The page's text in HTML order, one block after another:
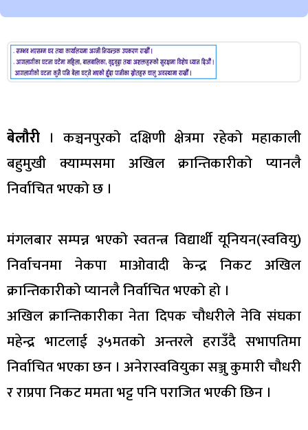
बेलौरी । कञ्चनपुरको दक्षिणी क्षेत्रमा रहेको महाकाली
बहुमुखी क्याम्पसमा अखिल क्रान्तिकारीको प्यानलै
निर्वाचित भएको छ ।
मंगलबार सम्पन्न भएको स्वतन्त्र विद्यार्थी यूनियन(स्ववियु)
निर्वाचनमा नेकपा माओवादी केन्द्र निकट अखिल
क्रान्तिकारीको प्यानलै निर्वाचित भएको हो ।
अखिल क्रान्तिकारीका नेता दिपक चौधरीले नेवि संघका
महेन्द्र भाटलाई ३५मतको अन्तरले हराउँदै सभापतिमा
निर्वाचित भएका छन । अनेरास्ववियुका सञ्जु कुमारी चौधरी
र राप्रपा निकट ममता भट्ट पनि पराजित भएकी छिन ।